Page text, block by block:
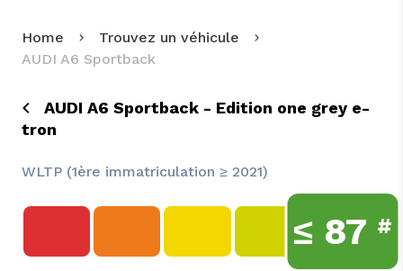
Home
Trouvez un véhicule
AUDI A6 Sportback
AUDI A6 Sportback - Edition one grey e-
tron
WLTP (1ère immatriculation ≥ 2021)
≤ 87 #